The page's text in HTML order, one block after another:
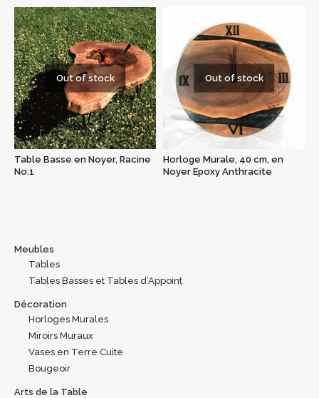
Out of stock
Table Basse en Noyer, Racine
No.1
Out of stock
Horloge Murale, 40 cm, en
Noyer Epoxy Anthracite
Meubles
Tables
Tables Basses et Tables d’Appoint
Décoration
Horloges Murales
Miroirs Muraux
Vases en Terre Cuite
Bougeoir
Arts de la Table